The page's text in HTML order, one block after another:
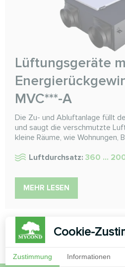
Lüftungsgeräte
MVC***-A
Die Zu- und Abluftanlage füllt
und saugt die verschmutzte
kleine Räume, wie Wohnungen,
Luftdurchsatz: 360 ...
MEHR LESEN
Cookie-
Zustimmung Informationen